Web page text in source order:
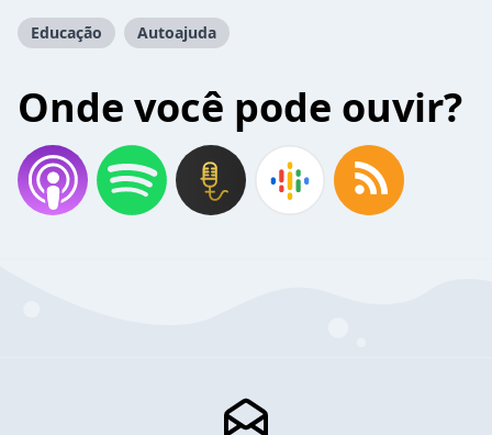
Educação Autoajuda
Onde você pode ouvir?